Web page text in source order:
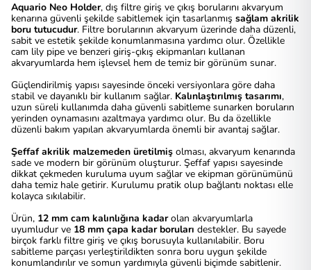
Aquario Neo Holder, dış filtre giriş ve çıkış borularını akvaryum
kenarına güvenli şekilde sabitlemek için tasarlanmış sağlam akrilik
boru tutucudur. Filtre borularının akvaryum üzerinde daha düzenli,
sabit ve estetik şekilde konumlanmasına yardımcı olur. Özellikle
cam lily pipe ve benzeri giriş-çıkış ekipmanları kullanan
akvaryumlarda hem işlevsel hem de temiz bir görünüm sunar.
Güçlendirilmiş yapısı sayesinde önceki versiyonlara göre daha
stabil ve dayanıklı bir kullanım sağlar. Kalınlaştırılmış tasarımı,
uzun süreli kullanımda daha güvenli sabitleme sunarken boruların
yerinden oynamasını azaltmaya yardımcı olur. Bu da özellikle
düzenli bakım yapılan akvaryumlarda önemli bir avantaj sağlar.
Şeffaf akrilik malzemeden üretilmiş olması, akvaryum kenarında
sade ve modern bir görünüm oluşturur. Şeffaf yapısı sayesinde
dikkat çekmeden kuruluma uyum sağlar ve ekipman görünümünü
daha temiz hale getirir. Kurulumu pratik olup bağlantı noktası elle
kolayca sıkılabilir.
Ürün, 12 mm cam kalınlığına kadarolan akvaryumlarla
uyumludur ve 18 mm çapa kadar boruları destekler. Bu sayede
birçok farklı filtre giriş ve çıkış borusuyla kullanılabilir. Boru
sabitleme parçası yerleştirildikten sonra boru uygun şekilde
konumlandırılır ve somun yardımıyla güvenli biçimde sabitlenir.